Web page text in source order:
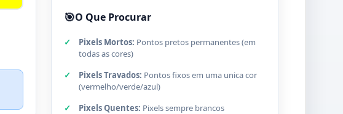
🎯O Que Procurar
Pixels Mortos: Pontos pretos permanentes (em
todas as cores)
Pixels Travados: Pontos fixos em uma unica cor
(vermelho/verde/azul)
Pixels Quentes: Pixels sempre brancos